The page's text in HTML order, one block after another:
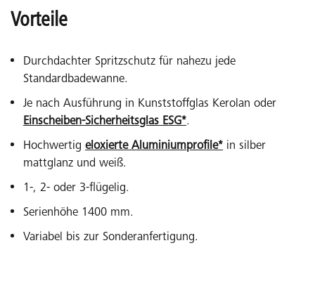
Vorteile
Durchdachter Spritzschutz für nahezu jede
Standardbadewanne.
Je nach Ausführung in Kunststoffglas Kerolan oder
Einscheiben-Sicherheitsglas ESG*.
Hochwertig eloxierte Aluminiumprofile* in silber
mattglanz und weiß.
1-, 2- oder 3-flügelig.
Serienhöhe 1400 mm.
Variabel bis zur Sonderanfertigung.